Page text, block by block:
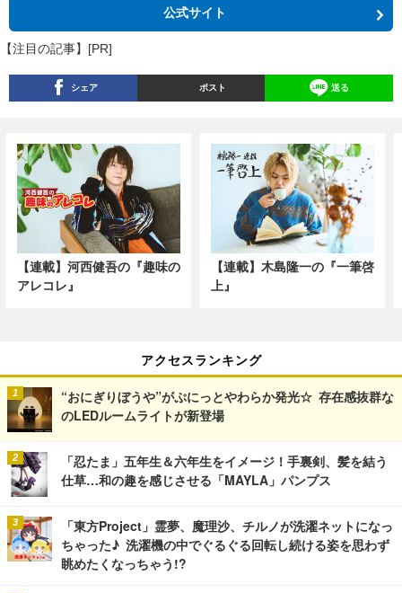
公式サイト
【注目の記事】[PR]
シェア ポスト 送る
【連載】河西健吾の『趣味の
アレコレ』
【連載】木島隆一の『一筆啓
上』
アクセスランキング
“おにぎりぼうや”がぷにっとやわらか発光☆ 存在感抜群な
のLEDルームライトが新登場
「忍たま」五年生＆六年生をイメージ！手裏剣、髪を結う
仕草…和の趣を感じさせる「MAYLA」パンプス
「東方Project」霊夢、魔理沙、チルノが洗濯ネットになっ
ちゃった♪ 洗濯機の中でぐるぐる回転し続ける姿を思わず
眺めたくなっちゃう!?